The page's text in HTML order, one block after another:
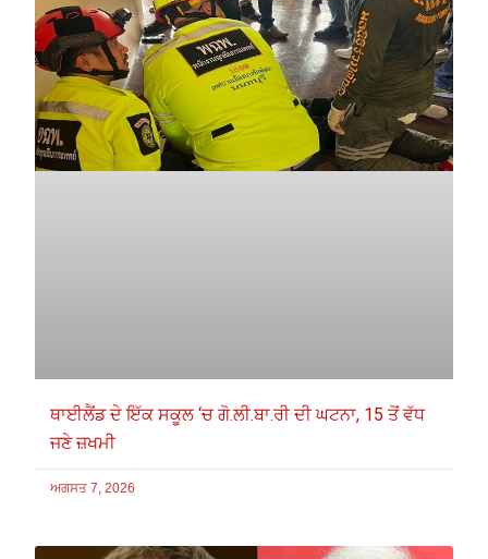
ਥਾਈਲੈਂਡ ਦੇ ਇੱਕ ਸਕੂਲ ‘ਚ ਗੋ.ਲੀ.ਬਾ.ਰੀ ਦੀ ਘਟਨਾ, 15 ਤੋਂ ਵੱਧ
ਜਣੇ ਜ਼ਖਮੀ
ਅਗਸਤ 7, 2026